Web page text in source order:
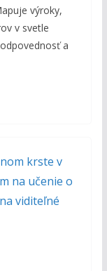
výroky,
v svetle
a